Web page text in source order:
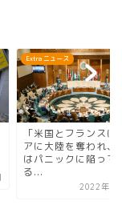
Extra ニュース
「米国とフランスは
アに大陸を奪われ、
はパニックに陥って
る...
2022年7